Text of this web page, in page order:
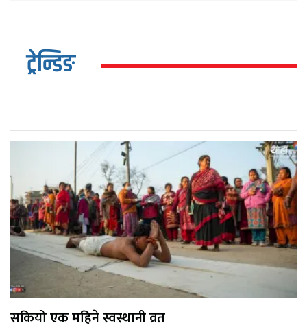
ट्रेन्डिङ
सकियो एक महिने स्वस्थानी व्रत